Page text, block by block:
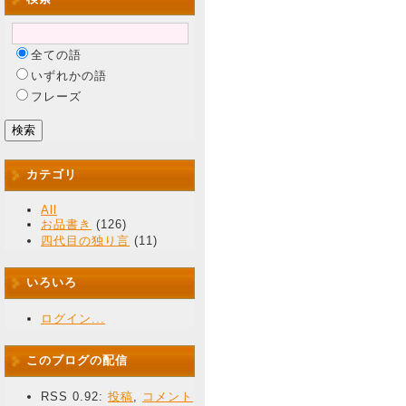
全ての語
いずれかの語
フレーズ
カテゴリ
All
お品書き (126)
四代目の独り言 (11)
いろいろ
ログイン...
このブログの配信
RSS 0.92: 投稿, コメント